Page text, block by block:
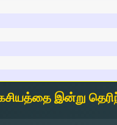
இன்று